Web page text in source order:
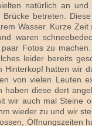
natürlich an
betreten.
Wasser. Kurze
waren
Fotos zu
leider bereits
Hinterkopf hatten wir
von vielen Leuten
diese dort
wir auch mal Steine
wieder zu und wir
Öffnungszeiten